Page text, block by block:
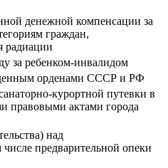
денежной компенсации за
граждан,
радиации
за ребенком-инвалидом
орденами СССР и РФ
курортной путевки в
правовыми актами города
над
предварительной опеки